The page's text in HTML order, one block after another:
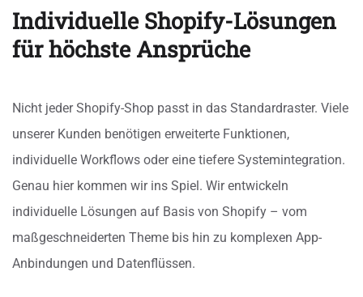
Individuelle Shopify-Lösungen
für höchste Ansprüche
Nicht jeder Shopify-Shop passt in das Standardraster. Viele
unserer Kunden benötigen erweiterte Funktionen,
individuelle Workflows oder eine tiefere Systemintegration.
Genau hier kommen wir ins Spiel. Wir entwickeln
individuelle Lösungen auf Basis von Shopify – vom
maßgeschneiderten Theme bis hin zu komplexen App-
Anbindungen und Datenflüssen.